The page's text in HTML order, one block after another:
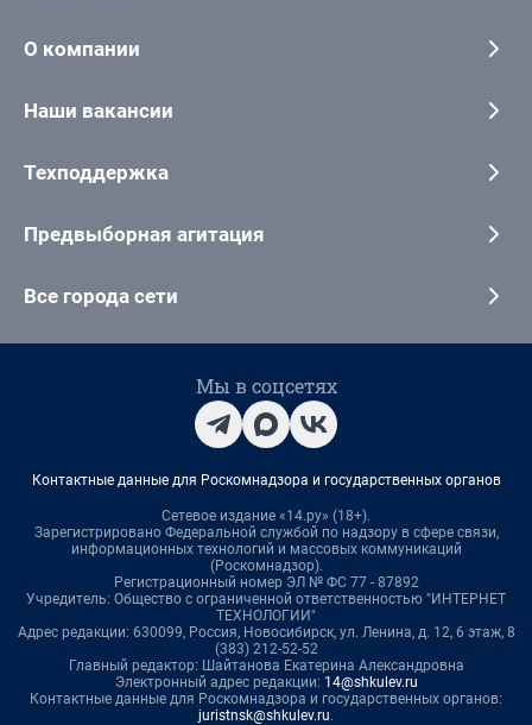
О компании
Наши вакансии
Техподдержка
Предвыборная агитация
Все города сети
Мы в соцсетях
Контактные данные для Роскомнадзора и государственных органов
Сетевое издание «14.ру» (18+).
Зарегистрировано Федеральной службой по надзору в сфере связи,
информационных технологий и массовых коммуникаций
(Роскомнадзор).
Регистрационный номер ЭЛ № ФС 77 - 87892
Учредитель: Общество с ограниченной ответственностью "ИНТЕРНЕТ
ТЕХНОЛОГИИ"
Адрес редакции: 630099, Россия, Новосибирск, ул. Ленина, д. 12, 6 этаж, 8
(383) 212-52-52
Главный редактор: Шайтанова Екатерина Александровна
Электронный адрес редакции: 14@shkulev.ru
Контактные данные для Роскомнадзора и государственных органов:
juristnsk@shkulev.ru.